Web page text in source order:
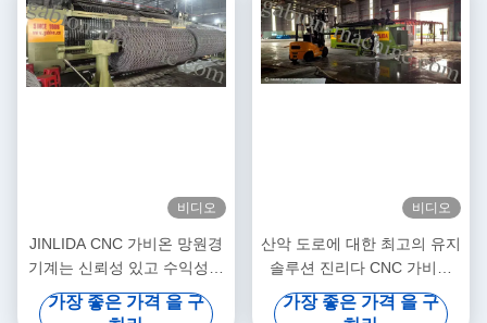
비디오
JINLIDA CNC 가비온 망원경
기계는 신뢰성 있고 수익성이
높은 생산을 위해 만들어졌습
니다.
가장 좋은 가격 을 구
비디오
산악 도로에 대한 최고의 유지
솔루션 진리다 CNC 가비온
기계 글로벌 경사 보호 프로젝
트를 지원합니다
가장 좋은 가격 을 구